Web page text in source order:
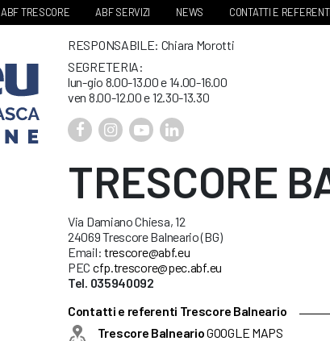
ABF TRESCORE ABF SERVIZI NEWS CONTATTI E REFERENTI
RESPONSABILE: Chiara Morotti
SEGRETERIA:
lun-gio 8.00-13.00 e 14.00-16.00
ven 8.00-12.00 e 12.30-13.30
TRESCORE
Via Damiano Chiesa, 12
24069 Trescore Balneario (BG)
Email: trescore@abf.eu
PEC cfp.trescore@pec.abf.eu
Tel. 035940092
Contatti e referenti Trescore Balneario
Trescore BalnearioGOOGLE MAPS